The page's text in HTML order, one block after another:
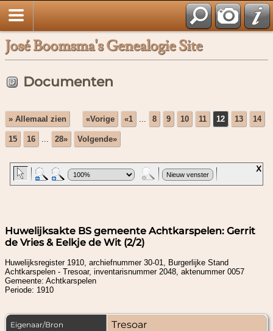
José Boomsma's Genealogie Site
Documenten
» Allemaal zien «Vorige «1 ... 8 9 10 11 12 13 14
15 16 ... 28» Volgende»
Huwelijksakte BS gemeente Achtkarspelen: Gerrit
de Vries & Eelkje de Wit (2/2)
Huwelijksregister 1910, archiefnummer 30-01, Burgerlijke Stand
Achtkarspelen - Tresoar, inventarisnummer 2048, aktenummer 0057
Gemeente: Achtkarspelen
Periode: 1910
Eigenaar/Bron Tresoar